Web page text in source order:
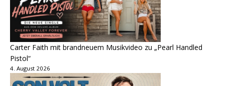
Carter Faith mit brandneuem Musikvideo zu „Pearl Handled
Pistol“
4. August 2026